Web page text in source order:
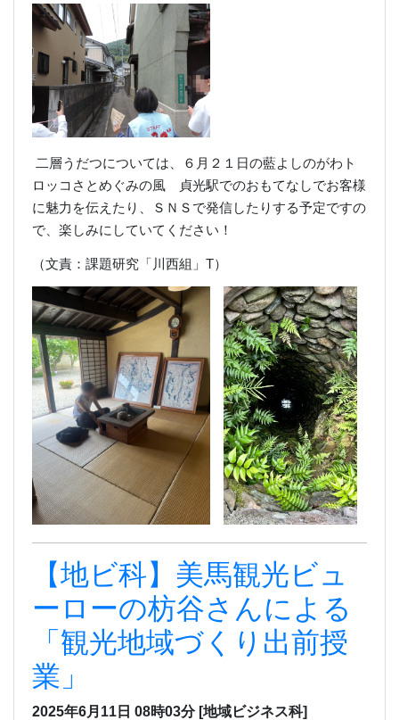
二層うだつについては、
６月２１日の藍よしのがわト
ロッコさとめぐみの風 貞光駅でのおもてなしでお客様
に魅力を伝えたり、
ＳＮＳで発信したりする予定ですの
で、楽しみにしていてください！
（文責：課題研究「川西組」T）
【地ビ科】美馬観光ビュ
ーローの枋谷さんによる
「観光地域づくり出前授
業」
2025年6月11日 08時03分 [地域ビジネス科]